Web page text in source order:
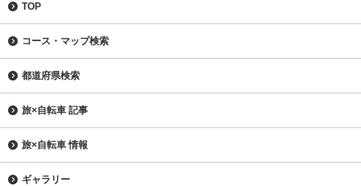
TOP
コース・マップ検索
都道府県検索
旅×自転車 記事
旅×自転車 情報
ギャラリー